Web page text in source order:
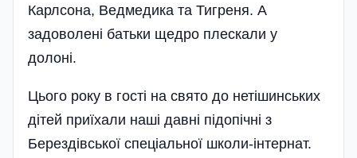
Карлсона, Ведмедика та Тигреня. А
задоволені батьки щедро плескали у
долоні.
Цього року в гості на свято до нетішинських
дітей приїхали наші давні підопічні з
Берездів­ської спеціальної школи-інтернат.